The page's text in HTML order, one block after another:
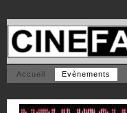
Accueil Evènements